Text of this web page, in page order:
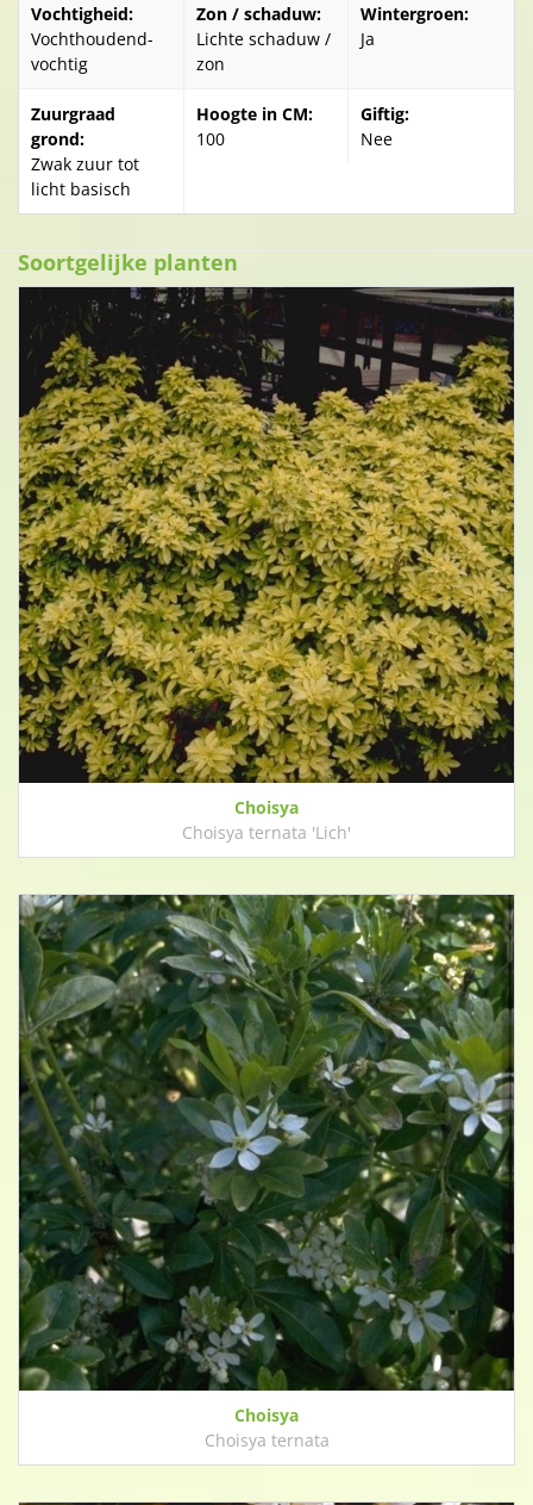
Vochtigheid:
Vochthoudend-
vochtig
Zon / schaduw:
Lichte schaduw /
zon
Wintergroen:
Ja
Zuurgraad
grond:
Zwak zuur tot
licht basisch
Hoogte in CM:
100
Giftig:
Nee
Soortgelijke planten
Choisya
Choisya ternata 'Lich'
Choisya
Choisya ternata